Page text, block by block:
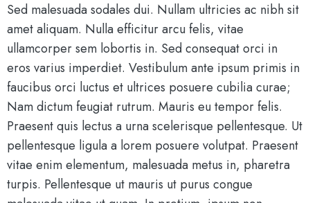
Sed malesuada sodales dui. Nullam ultricies ac nibh sit
amet aliquam. Nulla efficitur arcu felis, vitae
ullamcorper sem lobortis in. Sed consequat orci in
eros varius imperdiet. Vestibulum ante ipsum primis in
faucibus orci luctus et ultrices posuere cubilia curae;
Nam dictum feugiat rutrum. Mauris eu tempor felis.
Praesent quis lectus a urna scelerisque pellentesque. Ut
pellentesque ligula a lorem posuere volutpat. Praesent
vitae enim elementum, malesuada metus in, pharetra
turpis. Pellentesque ut mauris ut purus congue